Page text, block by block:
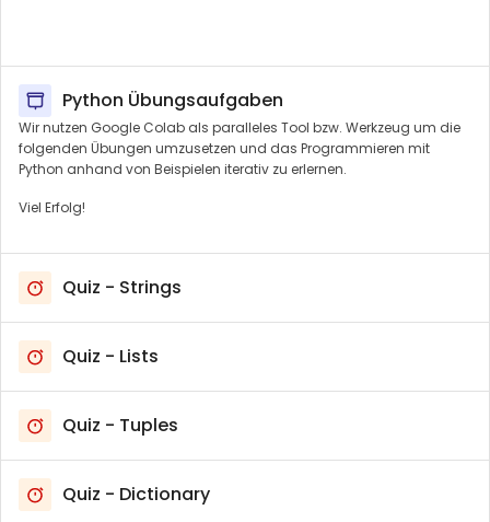
Python Übungsaufgaben
Wir nutzen Google Colab als paralleles Tool bzw. Werkzeug um die
folgenden Übungen umzusetzen und das Programmieren mit
Python anhand von Beispielen iterativ zu erlernen.
Viel Erfolg!
Quiz - Strings
Quiz - Lists
Quiz - Tuples
Quiz - Dictionary